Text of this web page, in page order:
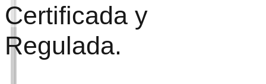
Certificada y
Regulada.